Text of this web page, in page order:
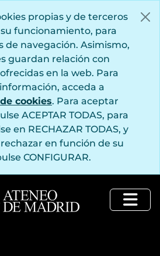
propias y de terceros
funcionamiento, para
de navegación. Asimismo,
guardan relación con
en la web. Para
acceda a
cookies. Para aceptar
ACEPTAR TODAS, para
en RECHAZAR TODAS, y
en función de su
CONFIGURAR.